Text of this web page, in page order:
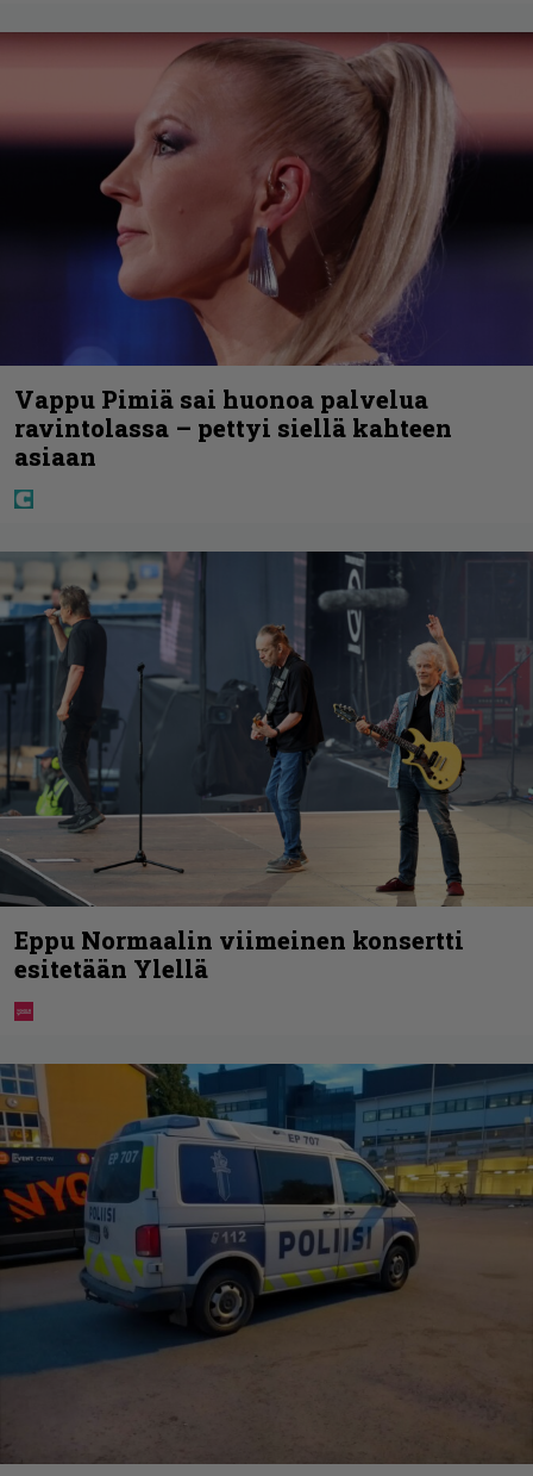
Vappu Pimiä sai huonoa palvelua
ravintolassa – pettyi siellä kahteen
asiaan
Eppu Normaalin viimeinen konsertti
esitetään Ylellä